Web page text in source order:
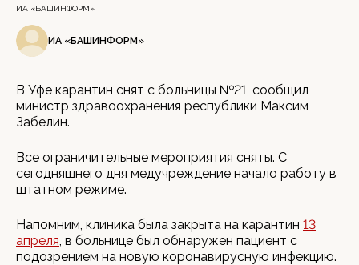
ИА «БАШИНФОРМ»
ИА «БАШИНФОРМ»
В Уфе карантин снят с больницы №21, сообщил
министр здравоохранения республики Максим
Забелин.
Все ограничительные мероприятия сняты. С
сегодняшнего дня медучреждение начало работу в
штатном режиме.
Напомним, клиника была закрыта на карантин 13
апреля, в больнице был обнаружен пациент с
подозрением на новую коронавирусную инфекцию.